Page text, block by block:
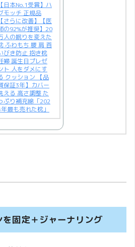
【日本No.1受賞】ハ
モッチ 正規品
【さらに改善】【医
の92%が推奨】20
人の眠りを変えた
ふわもち 腰 肩 首
びき防止 抱き枕
婦 誕生日プレゼ
ト 人をダメにす
クッション 【品
保証3年】カバー
える 高さ調整 た
ぷり補充綿「202
最も売れた枕」
固定＋ジャーナリング